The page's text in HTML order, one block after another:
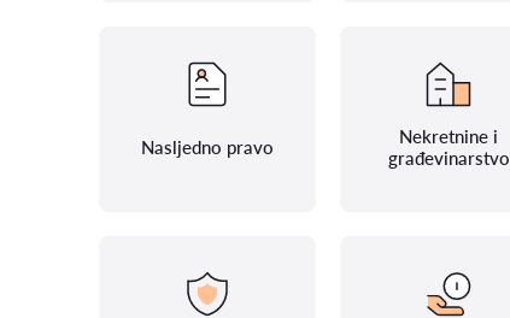
Nasljedno pravo
Nekretnine i
građevinarstvo